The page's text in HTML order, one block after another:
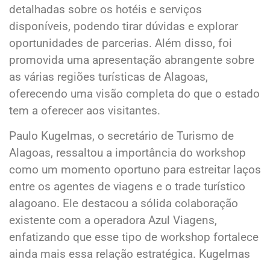
detalhadas sobre os hotéis e serviços
disponíveis, podendo tirar dúvidas e explorar
oportunidades de parcerias. Além disso, foi
promovida uma apresentação abrangente sobre
as várias regiões turísticas de Alagoas,
oferecendo uma visão completa do que o estado
tem a oferecer aos visitantes.
Paulo Kugelmas, o secretário de Turismo de
Alagoas, ressaltou a importância do workshop
como um momento oportuno para estreitar laços
entre os agentes de viagens e o trade turístico
alagoano. Ele destacou a sólida colaboração
existente com a operadora Azul Viagens,
enfatizando que esse tipo de workshop fortalece
ainda mais essa relação estratégica. Kugelmas